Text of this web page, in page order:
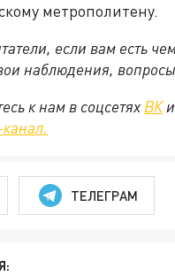
метрополитену.
если вам есть
наблюдения,
к нам в соцсетях ВКи
ТЕЛЕГРАМ